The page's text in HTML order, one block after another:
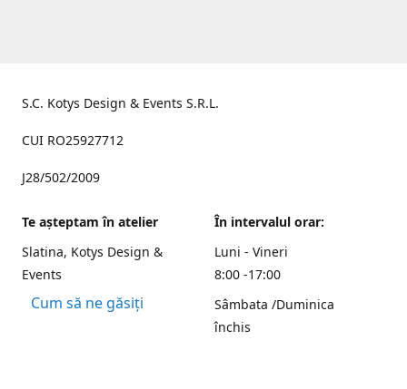
S.C. Kotys Design & Events S.R.L.
CUI RO25927712
J28/502/2009
Te aşteptam în atelier
Slatina, Kotys Design &
Events
Cum să ne găsiți
În intervalul orar:
Luni - Vineri
8:00 -17:00
Sâmbata /Duminica
închis